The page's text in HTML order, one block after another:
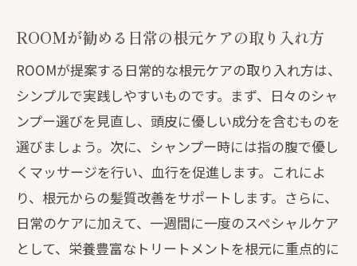
ROOMが勧める日常の根元ケアの取り入れ方
ROOMが提案する日常的な根元ケアの取り入れ方は、
シンプルで実践しやすいものです。まず、日々のシャ
ンプー選びを見直し、頭皮に優しい成分を含むものを
選びましょう。次に、シャンプー時には指の腹で優し
くマッサージを行い、血行を促進します。これによ
り、根元からの髪質改善をサポートします。さらに、
日常のケアに加えて、一週間に一度のスペシャルケア
として、栄養豊富なトリートメントを根元に重点的に